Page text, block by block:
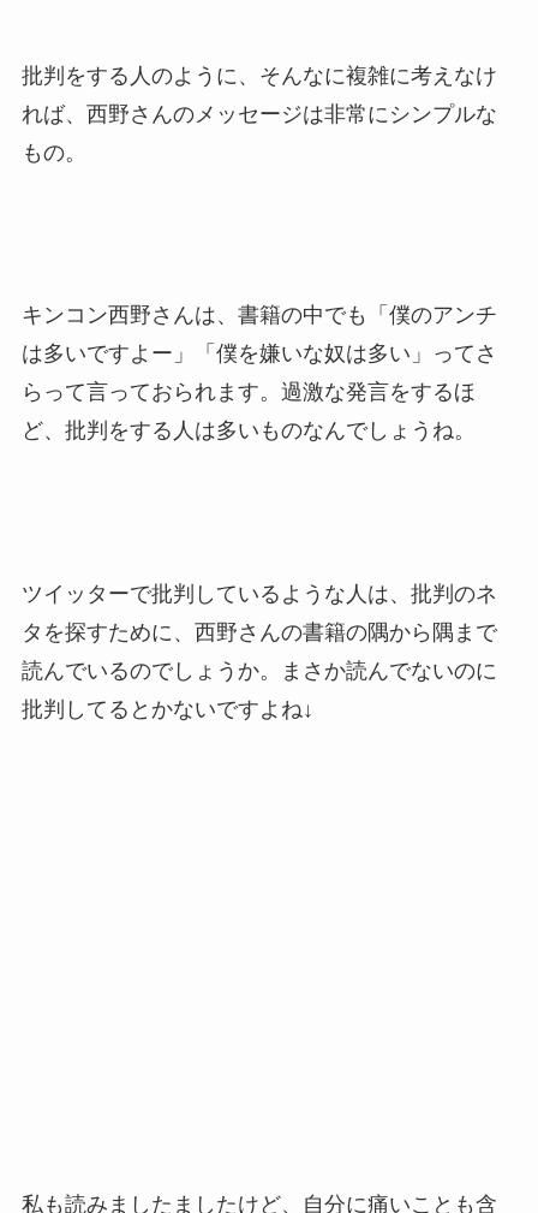
批判をする人のように、そんなに複雑に考えなけ
れば、西野さんのメッセージは非常にシンプルな
もの。
キンコン西野さんは、書籍の中でも「僕のアンチ
は多いですよー」「僕を嫌いな奴は多い」ってさ
らって言っておられます。過激な発言をするほ
ど、批判をする人は多いものなんでしょうね。
ツイッターで批判しているような人は、批判のネ
タを探すために、西野さんの書籍の隅から隅まで
読んでいるのでしょうか。まさか読んでないのに
批判してるとかないですよね↓
私も読みましたましたけど、自分に痛いことも含